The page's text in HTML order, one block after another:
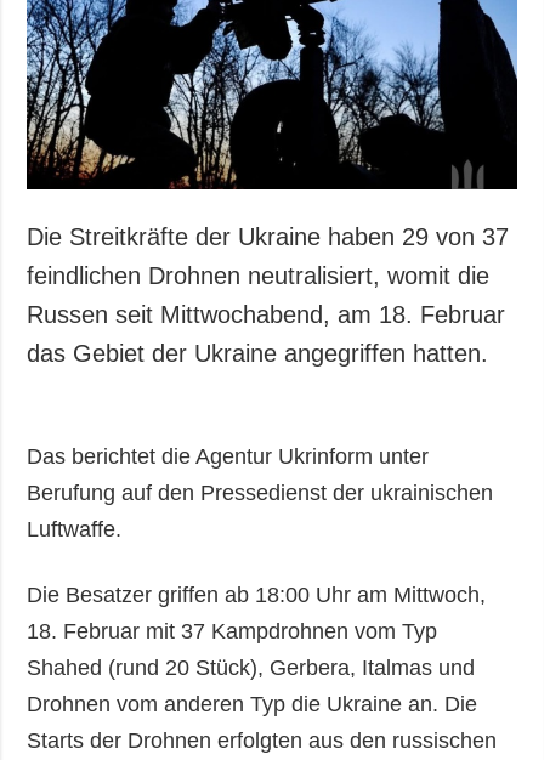
Die Streitkräfte der Ukraine haben 29 von 37
feindlichen Drohnen neutralisiert, womit die
Russen seit Mittwochabend, am 18. Februar
das Gebiet der Ukraine angegriffen hatten.
Das berichtet die Agentur Ukrinform unter
Berufung auf den Pressedienst der ukrainischen
Luftwaffe.
Die Besatzer griffen ab 18:00 Uhr am Mittwoch,
18. Februar mit 37 Kampdrohnen vom Typ
Shahed (rund 20 Stück), Gerbera, Italmas und
Drohnen vom anderen Typ die Ukraine an. Die
Starts der Drohnen erfolgten aus den russischen